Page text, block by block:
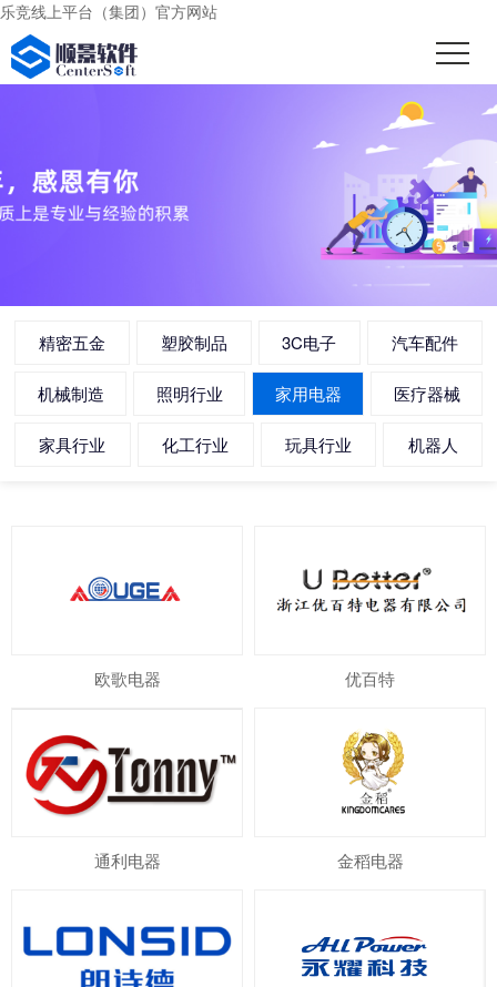
乐竞线上平台（集团）官方网站
精密五金 塑胶制品 3C电子 汽车配件
机械制造 照明行业 家用电器 医疗器械
家具行业 化工行业 玩具行业 机器人
欧歌电器 优百特
通利电器 金稻电器